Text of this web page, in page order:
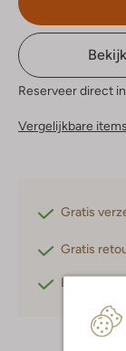
Reserveer direct
Vergelijkbare items
Gratis
Gratis
Betaal